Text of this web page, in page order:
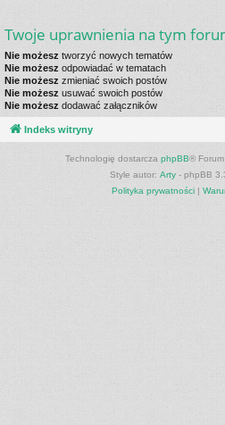
Twoje uprawnienia na tym
Nie możesz tworzyć nowych tematów
Nie możesz odpowiadać w tematach
Nie możesz zmieniać swoich postów
Nie możesz usuwać swoich postów
Nie możesz dodawać załączników
Indeks witryny
Technologię dostarcza phpBB®
Style autor: Arty - phpBB
Polityka prywatności|